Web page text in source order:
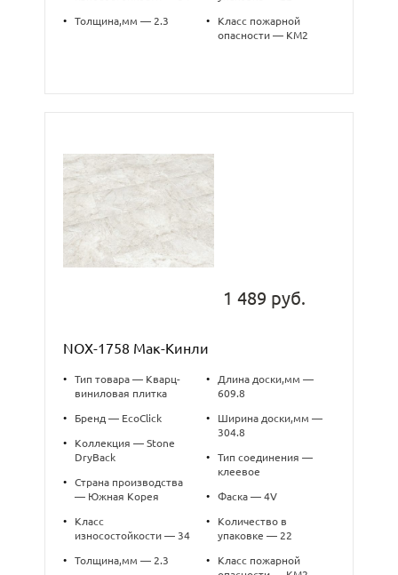
• Толщина,мм — 2.3 •
Класс пожарной
опасности — КМ2
1 489 руб.
NOX-1758 Мак-Кинли
•
Тип товара — Кварц-
виниловая плитка
• Бренд — EcoClick
•
Коллекция — Stone
DryBack
•
Страна производства
— Южная Корея
•
Класс
износостойкости — 34
• Толщина,мм — 2.3
•
Длина доски,мм —
609.8
•
Ширина доски,мм —
304.8
•
Тип соединения —
клеевое
• Фаска — 4V
•
Количество в
упаковке — 22
•
Класс пожарной